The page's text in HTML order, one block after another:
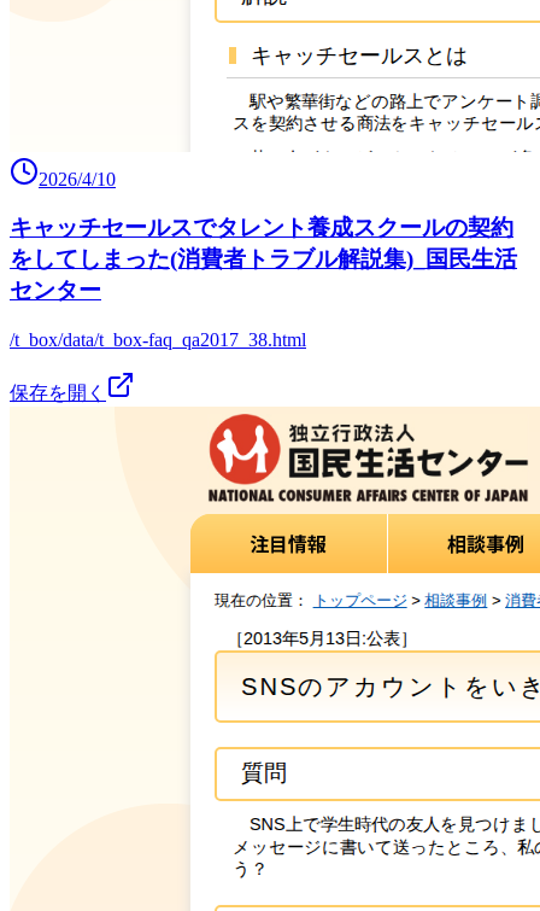
2026/4/10
キャッチセールスでタレント養成スクールの契約
をしてしまった(消費者トラブル解説集)_国民生活
センター
/t_box/data/t_box-faq_qa2017_38.html
保存を開く